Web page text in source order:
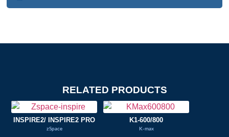
INSPIRE2/ INSPIRE2 PRO
zSpace
K1-600/800
K-max
RELATED PRODUCTS